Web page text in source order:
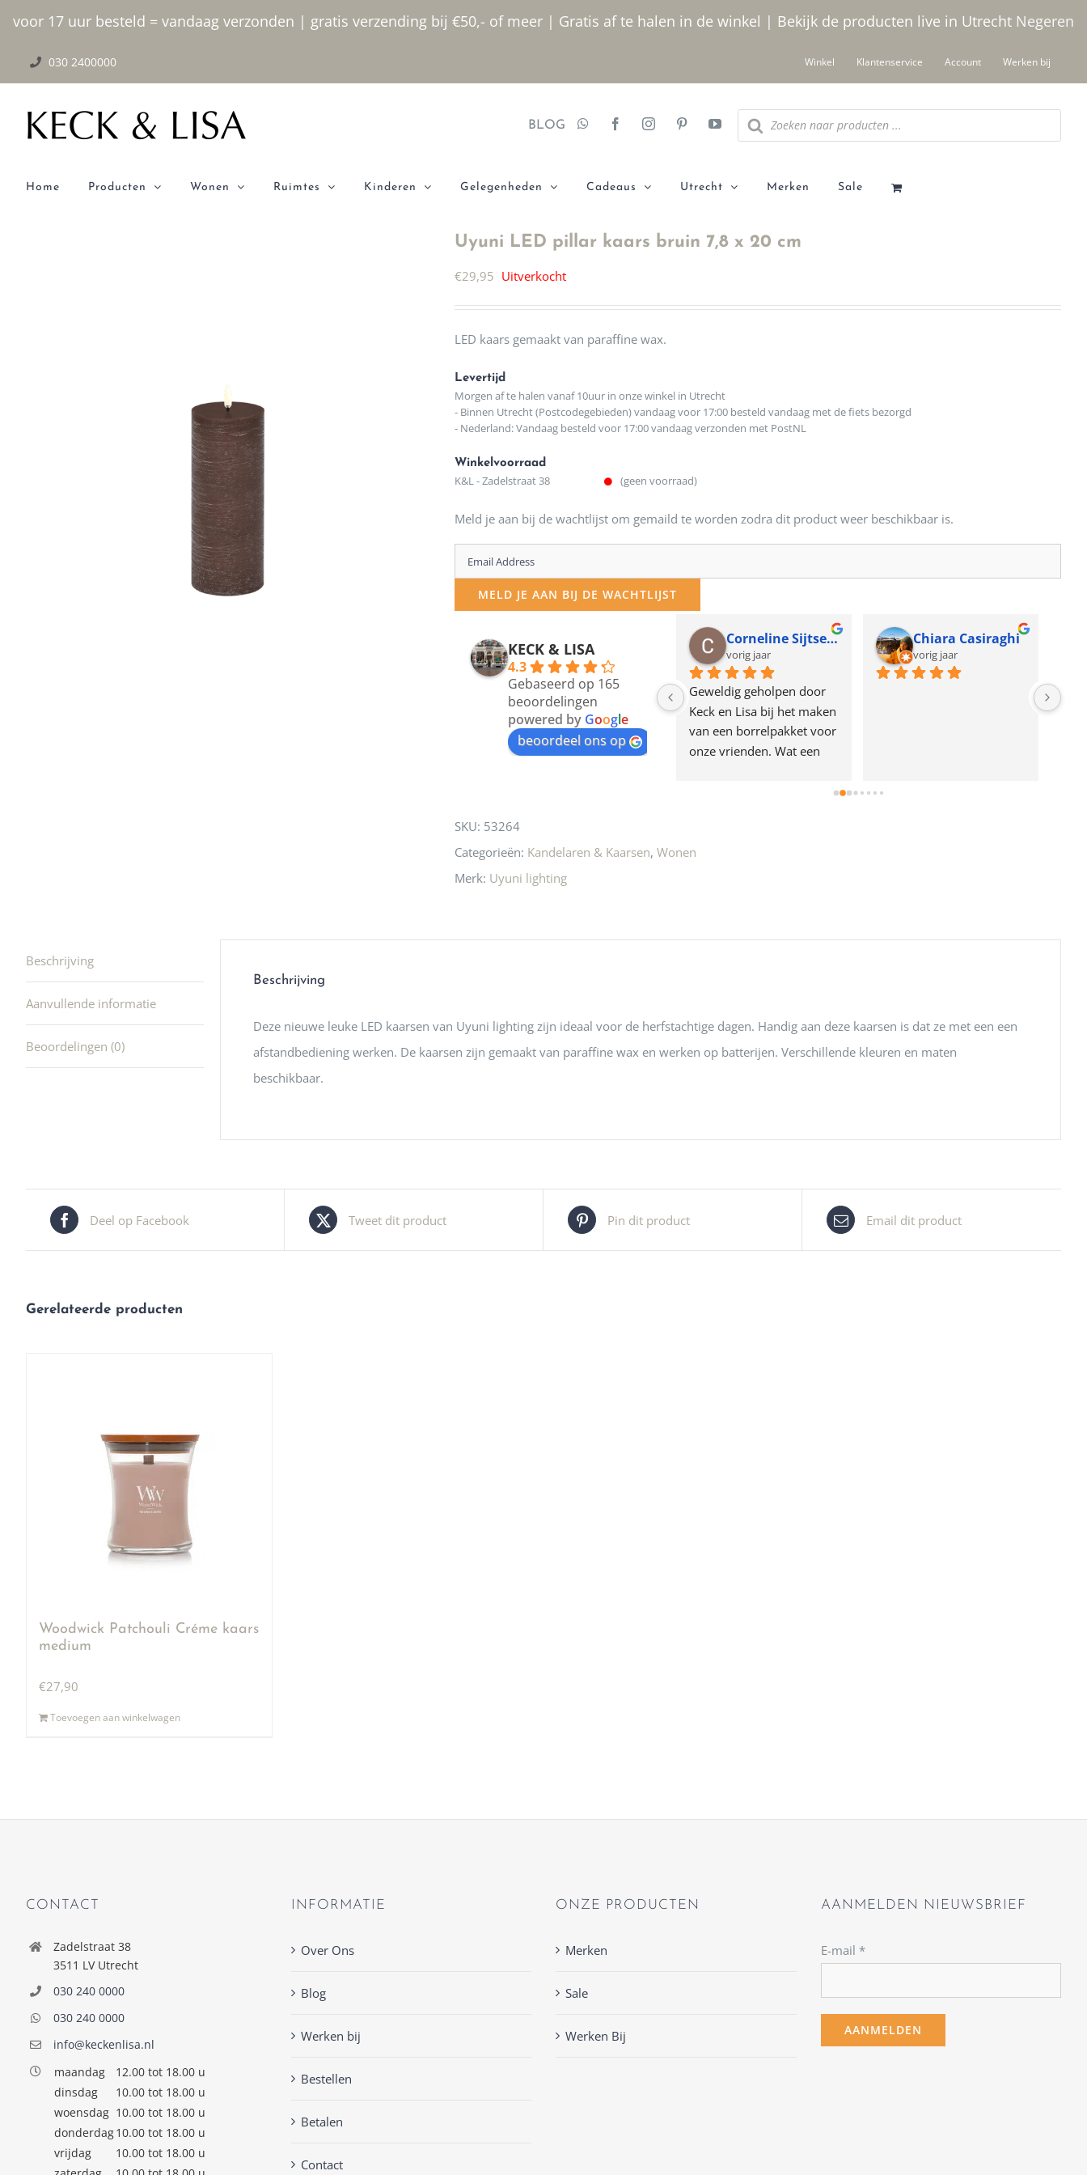
voor 17 uur besteld = vandaag verzonden | gratis verzending bij €50,- of meer | Gratis af te halen in de winkel | Bekijk de producten live in Utrecht Negeren
inhoud
030 2400000 Winkel Klantenservice Account Werken bij
BLOG
Producten
zoeken
Home Producten Wonen Ruimtes Kinderen Gelegenheden Cadeaus Utrecht Merken Sale
Uyuni LED pillar kaars bruin 7,8 x 20 cm
€29,95 Uitverkocht
LED kaars gemaakt van paraffine wax.
Levertijd
Morgen af te halen vanaf 10uur in onze winkel in Utrecht
- Binnen Utrecht (Postcodegebieden) vandaag voor 17:00 besteld vandaag met de fiets bezorgd
- Nederland: Vandaag besteld voor 17:00 vandaag verzonden met PostNL
Winkelvoorraad
K&L - Zadelstraat 38 (geen voorraad)
Meld je aan bij de wachtlijst om gemaild te worden zodra dit product weer beschikbaar is.
Enter
your
email
MELD JE AAN BIJ DE WACHTLIJST
KECK & LISA
4.3
Gebaseerd op 165
beoordelingen
powered by Google
beoordeel ons op
ook heel aardig en gezellig
12 maanden geleden
Waarom in hemelsnaam
de woonwinkel op de
klippen  laten lopen? Waar
moeten nu de design
Corneline Sijtsema
vorig jaar
Geweldig geholpen door
Keck en Lisa bij het maken
van een borrelpakket voor
onze vrienden. Wat een
Chiara Casiraghi
vorig jaar
SKU: 53264
Categorieën: Kandelaren & Kaarsen, Wonen
Merk: Uyuni lighting
Beschrijving
Aanvullende informatie
Beoordelingen (0)
Beschrijving
Deze nieuwe leuke LED kaarsen van Uyuni lighting zijn ideaal voor de herfstachtige dagen. Handig aan deze kaarsen is dat ze met een een
afstandbediening werken. De kaarsen zijn gemaakt van paraffine wax en werken op batterijen. Verschillende kleuren en maten
beschikbaar.
Deel op Facebook Tweet dit product Pin dit product Email dit product
Gerelateerde producten
Woodwick Patchouli Créme kaars
medium
€27,90
Toevoegen aan winkelwagen
CONTACT
Zadelstraat 38
3511 LV Utrecht
030 240 0000
030 240 0000
info@keckenlisa.nl
maandag
12.00 tot 18.00 u
dinsdag
10.00 tot 18.00 u
woensdag 10.00 tot 18.00 u
donderdag10.00 tot 18.00 u
vrijdag
10.00 tot 18.00 u
INFORMATIE
Over Ons
Blog
Werken bij
Bestellen
Betalen
Contact
ONZE PRODUCTEN
Merken
Sale
Werken Bij
AANMELDEN NIEUWSBRIEF
E-mail *